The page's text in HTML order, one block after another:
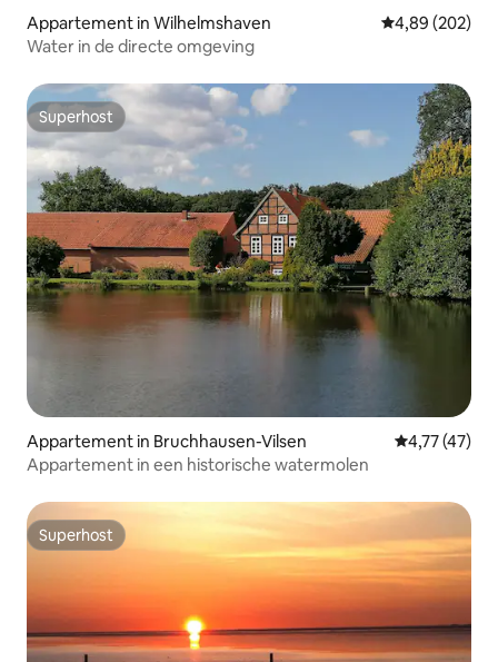
Appartement in Wilhelmshaven Gemiddelde
4,89 (202)
Water in de directe omgeving
Superhost
Superhost
Appartement in Bruchhausen-Vilsen Gemiddelde
4,77 (47)
Appartement in een historische watermolen
Superhost
Superhost